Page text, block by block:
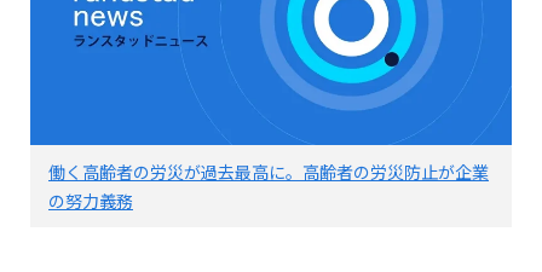
働く高齢者の労災が過去最高に。高齢者の労災防止が企業
の努力義務